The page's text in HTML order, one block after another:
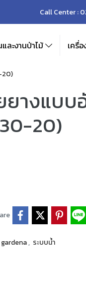
Call Center :
ละงานป่าไม้ เครื่
20)
ยางแบบ
20)
gardena, ระบบน้ำ